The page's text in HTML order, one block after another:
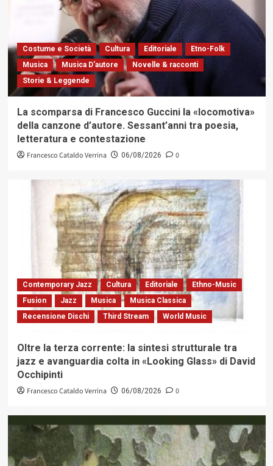
Costume e Società Cultura Editoriale
Etno-Folk
Musica
Musica D'autore
Novelle & racconti
Storie & Leggende
La scomparsa di Francesco Guccini la «locomotiva»
della canzone d’autore. Sessant’anni tra poesia,
letteratura e contestazione
Francesco Cataldo Verrina 06/08/2026 0
Contemporary Jazz Cultura Editoriale
Ethno-Music
Fusion
Jazz Musica
Musica Classica
Recensione Dischi
Third Stream World Music
Oltre la terza corrente: la sintesi strutturale tra
jazz e avanguardia colta in «Looking Glass» di David
Occhipinti
Francesco Cataldo Verrina 06/08/2026 0